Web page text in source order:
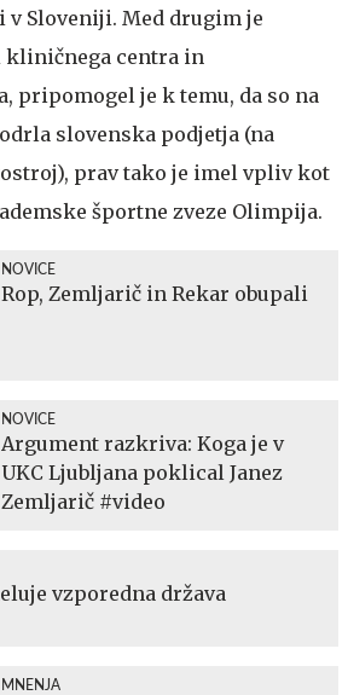
Sloveniji. Med drugim je
kliničnega centra in
pripomogel je k temu, da so na
slovenska podjetja (na
prav tako je imel vpliv kot
športne zveze Olimpija.
NOVICE
Rop, Zemljarič in Rekar obupali
NOVICE
Argument razkriva: Koga je v
UKC Ljubljana poklical Janez
Zemljarič #video
vzporedna država
MNENJA